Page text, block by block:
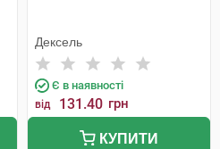
Дексель
Є в наявності
від 131.40 грн
КУПИТИ